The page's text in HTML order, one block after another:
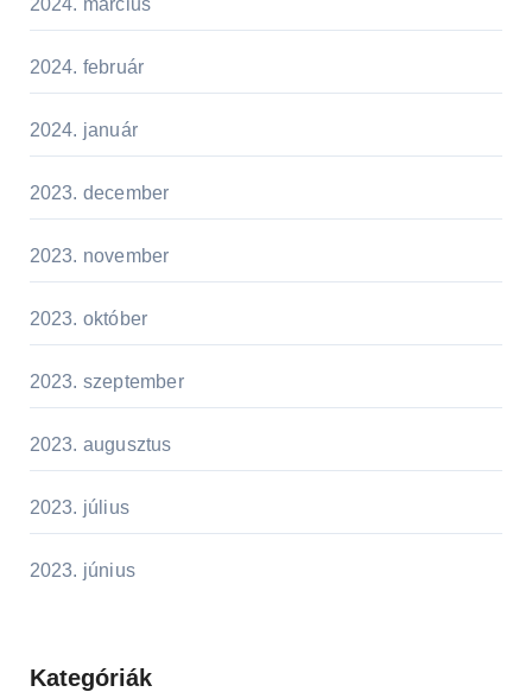
2024. február
2024. január
2023. december
2023. november
2023. október
2023. szeptember
2023. augusztus
2023. július
2023. június
Kategóriák